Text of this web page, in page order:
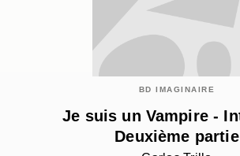
BD IMAGINAIRE
Je suis un Vampire -
Deuxième partie